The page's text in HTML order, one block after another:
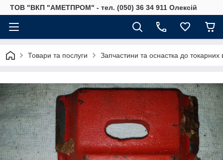
ТОВ "ВКП "АМЕТПРОМ" - тел. (050) 36 34 911 Олексій
Товари та послуги Запчастини та оснастка до токарних